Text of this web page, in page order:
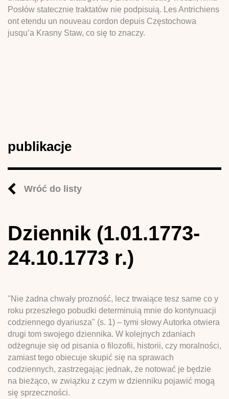
Posłów statecznie traktatów nie podpisuią. Les Antrichiens
ont etendu un nouveau cordon depuis Częstochowa
jusqu’a Krasny Staw, co się to znaczy.
publikacje
Wróć do listy
Dziennik (1.01.1773-
24.10.1773 r.)
"Nie żadna chwały prozność, lecz trwaiące tesz same co y
roku przeszłego pobudki determinuią mnie do kontynuacji
codziennego dyariusza" (s. 1) – tymi słowy Autorka otwiera
drugi tom swojego dziennika. W kolejnych zdaniach
odżegnuje się od pisania o filozofii, historii, czy moralności,
zamiast tego obiecuje skupić się na sprawach
codziennych, zastrzegając jednak, że notować je będzie
na bieżąco, w związku z czym w dzienniku pojawić mogą
się sprzeczności.